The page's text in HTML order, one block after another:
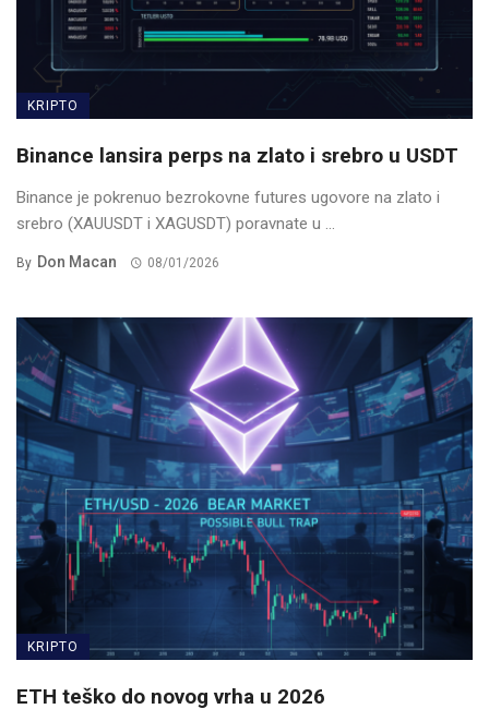
KRIPTO
Binance lansira perps na zlato i srebro u USDT
Binance je pokrenuo bezrokovne futures ugovore na zlato i
srebro (XAUUSDT i XAGUSDT) poravnate u ...
By Don Macan 08/01/2026
KRIPTO
ETH teško do novog vrha u 2026